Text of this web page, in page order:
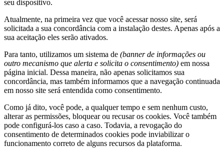
seu dispositivo.
Atualmente, na primeira vez que você acessar nosso site, será
solicitada a sua concordância com a instalação destes. Apenas após a
sua aceitação eles serão ativados.
Para tanto, utilizamos um sistema de (banner de informações ou
outro mecanismo que alerta e solicita o consentimento) em nossa
página inicial. Dessa maneira, não apenas solicitamos sua
concordância, mas também informamos que a navegação continuada
em nosso site será entendida como consentimento.
Como já dito, você pode, a qualquer tempo e sem nenhum custo,
alterar as permissões, bloquear ou recusar os cookies. Você também
pode configurá-los caso a caso. Todavia, a revogação do
consentimento de determinados cookies pode inviabilizar o
funcionamento correto de alguns recursos da plataforma.